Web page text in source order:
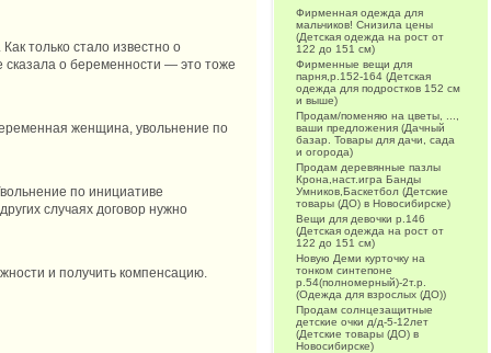
только стало известно о
сказала о беременности — это тоже
женщина, увольнение по
по инициативе
случаях договор нужно
и получить компенсацию.
Фирменная одежда для
мальчиков! Снизила цены
(Детская одежда на рост от
122 до 151 см)
Фирменные вещи для
парня,р.152-164 (Детская
одежда для подростков 152 см
и выше)
Продам/поменяю на цветы, ...,
ваши предложения (Дачный
базар. Товары для дачи, сада
и огорода)
Продам деревянные пазлы
Крона,наст.игра Банды
Умников,Баскетбол (Детские
товары (ДО) в Новосибирске)
Вещи для девочки р.146
(Детская одежда на рост от
122 до 151 см)
Новую Деми курточку на
тонком синтепоне
р.54(полномерный)-2т.р.
(Одежда для взрослых (ДО))
Продам солнцезащитные
детские очки д/д-5-12лет
(Детские товары (ДО) в
Новосибирске)